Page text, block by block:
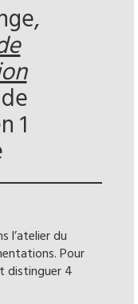
1
l’atelier du
Pour
distinguer 4